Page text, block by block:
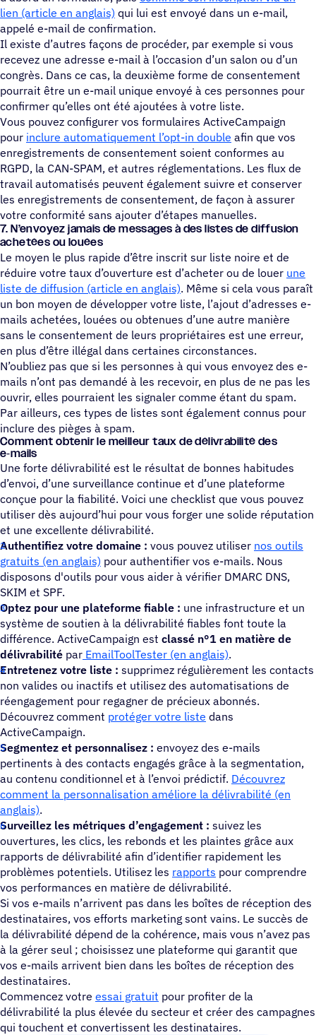
lien (article en anglais) qui lui est envoyé dans un e-mail,
appelé e-mail de confirmation.
Il existe d’autres façons de procéder, par exemple si vous
recevez une adresse e-mail à l’occasion d’un salon ou d’un
congrès. Dans ce cas, la deuxième forme de consentement
pourrait être un e-mail unique envoyé à ces personnes pour
confirmer qu’elles ont été ajoutées à votre liste.
Vous pouvez configurer vos formulaires ActiveCampaign
pour inclure automatiquement l’opt-in double afin que vos
enregistrements de consentement soient conformes au
RGPD, la CAN-SPAM, et autres réglementations. Les flux de
travail automatisés peuvent également suivre et conserver
les enregistrements de consentement, de façon à assurer
votre conformité sans ajouter d’étapes manuelles.
7. N’envoyez jamais de messages à des listes de diffu­sion
ache­tées ou louées
Le moyen le plus rapide d’être inscrit sur liste noire et de
réduire votre taux d’ouverture est d’acheter ou de louer une
liste de diffusion (article en anglais). Même si cela vous paraît
un bon moyen de développer votre liste, l’ajout d’adresses e-
mails achetées, louées ou obtenues d’une autre manière
sans le consentement de leurs propriétaires est une erreur,
en plus d’être illégal dans certaines circonstances.
N’oubliez pas que si les personnes à qui vous envoyez des e-
mails n’ont pas demandé à les recevoir, en plus de ne pas les
ouvrir, elles pourraient les signaler comme étant du spam.
Par ailleurs, ces types de listes sont également connus pour
inclure des pièges à spam.
Comment obtenir le meilleur taux de déli­vra­bi­lité des
e‑mails
Une forte délivrabilité est le résultat de bonnes habitudes
d’envoi, d’une surveillance continue et d’une plateforme
conçue pour la fiabilité. Voici une checklist que vous pouvez
utiliser dès aujourd’hui pour vous forger une solide réputation
et une excellente délivrabilité.
Authentifiez votre domaine : vous pouvez utiliser nos outils
gratuits (en anglais) pour authentifier vos e-mails. Nous
disposons d'outils pour vous aider à vérifier DMARC DNS,
SKIM et SPF.
Optez pour une plateforme fiable : une infrastructure et un
système de soutien à la délivrabilité fiables font toute la
différence. ActiveCampaign est classé n°1 en matière de
délivrabilité par EmailToolTester (en anglais).
Entretenez votre liste : supprimez régulièrement les contacts
non valides ou inactifs et utilisez des automatisations de
réengagement pour regagner de précieux abonnés.
Découvrez comment protéger votre liste dans
ActiveCampaign.
Segmentez et personnalisez : envoyez des e-mails
pertinents à des contacts engagés grâce à la segmentation,
au contenu conditionnel et à l’envoi prédictif. Découvrez
comment la personnalisation améliore la délivrabilité (en
anglais).
Surveillez les métriques d’engagement : suivez les
ouvertures, les clics, les rebonds et les plaintes grâce aux
rapports de délivrabilité afin d’identifier rapidement les
problèmes potentiels. Utilisez les rapports pour comprendre
vos performances en matière de délivrabilité.
Si vos e-mails n’arrivent pas dans les boîtes de réception des
destinataires, vos efforts marketing sont vains. Le succès de
la délivrabilité dépend de la cohérence, mais vous n’avez pas
à la gérer seul ; choisissez une plateforme qui garantit que
vos e-mails arrivent bien dans les boîtes de réception des
destinataires.
Commencez votre essai gratuit pour profiter de la
délivrabilité la plus élevée du secteur et créer des campagnes
qui touchent et convertissent les destinataires.